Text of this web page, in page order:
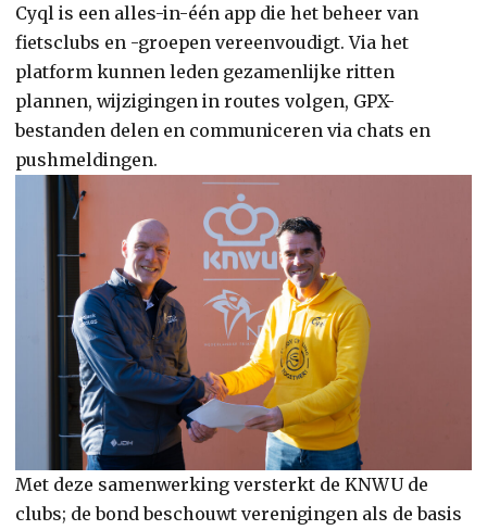
Cyql is een alles-in-één app die het beheer van
fietsclubs en -groepen vereenvoudigt. Via het
platform kunnen leden gezamenlijke ritten
plannen, wijzigingen in routes volgen, GPX-
bestanden delen en communiceren via chats en
pushmeldingen.
Met deze samenwerking versterkt de KNWU de
clubs; de bond beschouwt verenigingen als de basis